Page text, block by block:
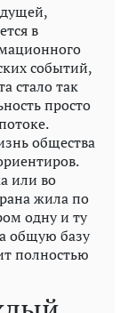
в
событий,
стало так
просто
общества
или во
жила по
одну и ту
общую базу
полностью